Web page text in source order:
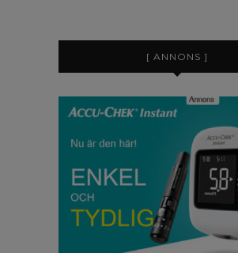
[ ANNONS ]